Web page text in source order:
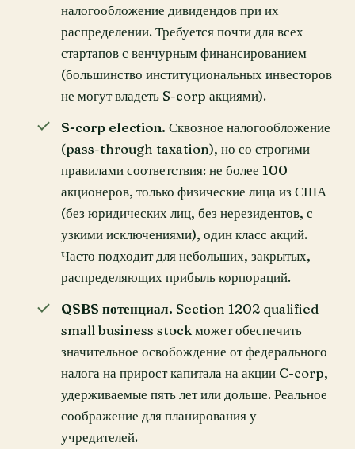
налогообложение дивидендов при их
распределении. Требуется почти для всех
стартапов с венчурным финансированием
(большинство институциональных инвесторов
не могут владеть S-corp акциями).
S-corp election. Сквозное налогообложение
(pass-through taxation), но со строгими
правилами соответствия: не более 100
акционеров, только физические лица из США
(без юридических лиц, без нерезидентов, с
узкими исключениями), один класс акций.
Часто подходит для небольших, закрытых,
распределяющих прибыль корпораций.
QSBS потенциал. Section 1202 qualified
small business stock может обеспечить
значительное освобождение от федерального
налога на прирост капитала на акции C-corp,
удерживаемые пять лет или дольше. Реальное
соображение для планирования у
учредителей.